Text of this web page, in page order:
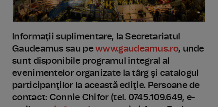
Informaţii suplimentare, la Secretariatul
Gaudeamus sau pewww.gaudeamus.ro, unde
sunt disponibile programul integral al
evenimentelor organizate la târg şi catalogul
participanţilor la această ediţie. Persoane de
contact: Connie Chifor (tel. 0745.109.649, e-